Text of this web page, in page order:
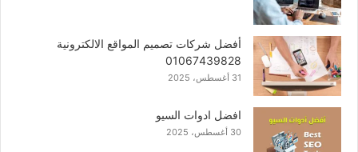
أفضل شركات تصميم المواقع الالكترونية
01067439828
31 أغسطس، 2025
افضل ادوات السيو
30 أغسطس، 2025